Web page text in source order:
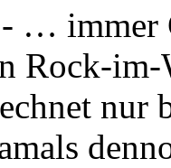
… immer
Rock-